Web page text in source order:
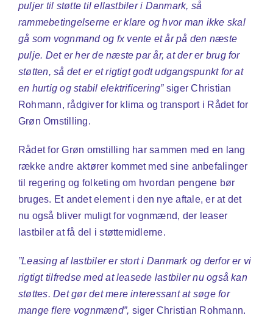
puljer til støtte til ellastbiler i Danmark, så
rammebetingelserne er klare og hvor man ikke skal
gå som vognmand og fx vente et år på den næste
pulje. Det er her de næste par år, at der er brug for
støtten, så det er et rigtigt godt udgangspunkt for at
en hurtig og stabil elektrificering”siger Christian
Rohmann, rådgiver for klima og transport i Rådet for
Grøn Omstilling.
Rådet for Grøn omstilling har sammen med en lang
række andre aktører kommet med sine anbefalinger
til regering og folketing om hvordan pengene bør
bruges. Et andet element i den nye aftale, er at det
nu også bliver muligt for vognmænd, der leaser
lastbiler at få del i støttemidlerne.
”Leasing af lastbiler er stort i Danmark og derfor er vi
rigtigt tilfredse med at leasede lastbiler nu også kan
støttes. Det gør det mere interessant at søge for
mange flere vognmænd”, siger Christian Rohmann.